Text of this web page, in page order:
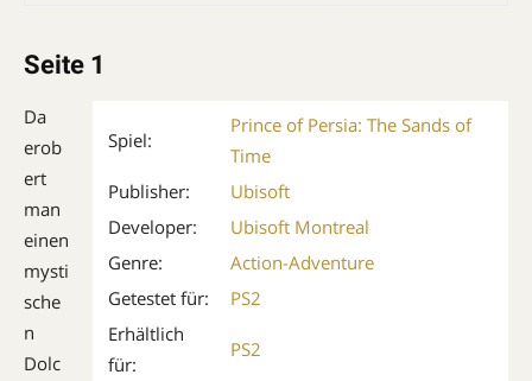
Seite 1
Spiel:
Prince of Persia: The Sands of
Time
Publisher:
Ubisoft
Developer:
Ubisoft Montreal
Genre:
Action-Adventure
Getestet für:
PS2
Erhältlich
für:
PS2
Da
erob
ert
man
einen
mysti
sche
n
Dolc